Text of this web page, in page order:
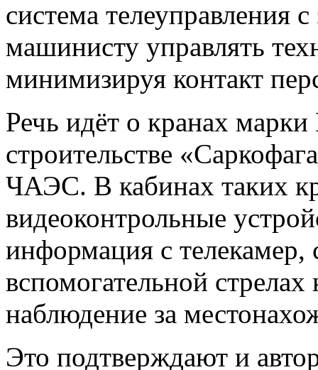
система телеуправления
машинисту управлять
минимизируя контакт
Речь идёт о кранах марки
строительстве
ЧАЭС. В кабинах таких
видеоконтрольные
информация с
вспомогательной
наблюдение за
Это подтверждают и